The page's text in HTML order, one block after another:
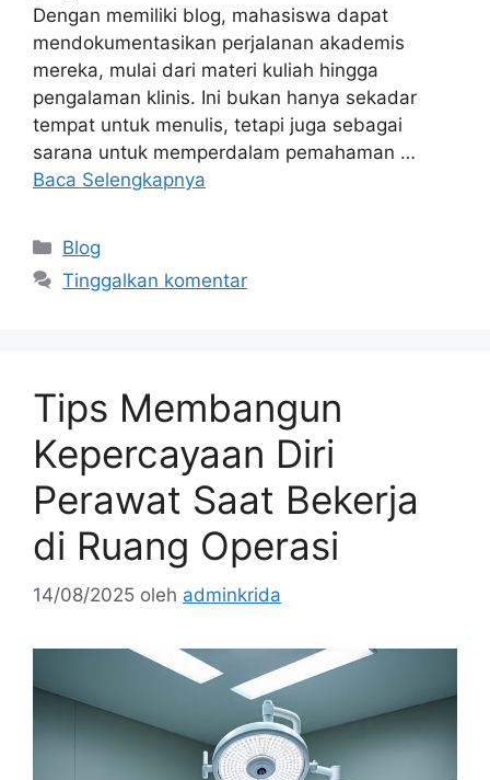
Dengan memiliki blog, mahasiswa dapat
mendokumentasikan perjalanan akademis
mereka, mulai dari materi kuliah hingga
pengalaman klinis. Ini bukan hanya sekadar
tempat untuk menulis, tetapi juga sebagai
sarana untuk memperdalam pemahaman …
Baca Selengkapnya
Kategori
Blog
Tinggalkan komentar
Tips Membangun
Kepercayaan Diri
Perawat Saat Bekerja
di Ruang Operasi
14/08/2025 oleh adminkrida